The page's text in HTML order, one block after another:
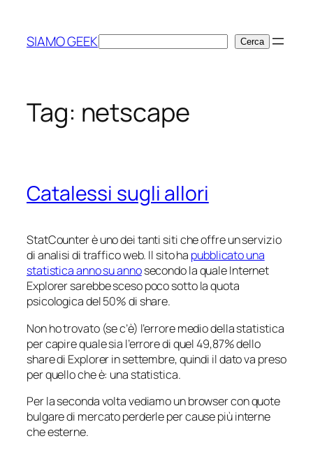
contenuto
SIAMO GEEKCerca Cerca
Tag: netscape
Catalessi sugli allori
StatCounter è uno dei tanti siti che offre un servizio
di analisi di traffico web. Il sito ha pubblicato una
statistica anno su annosecondo la quale Internet
Explorer sarebbe sceso poco sotto la quota
psicologica del 50% di share.
Non ho trovato (se c’è) l’errore medio della statistica
per capire quale sia l’errore di quel 49,87% dello
share di Explorer in settembre, quindi il dato va preso
per quello che è: una statistica.
Per la seconda volta vediamo un browser con quote
bulgare di mercato perderle per cause più interne
che esterne.